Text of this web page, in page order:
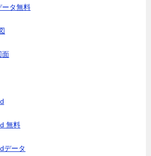
ータ無料
面
無料
データ